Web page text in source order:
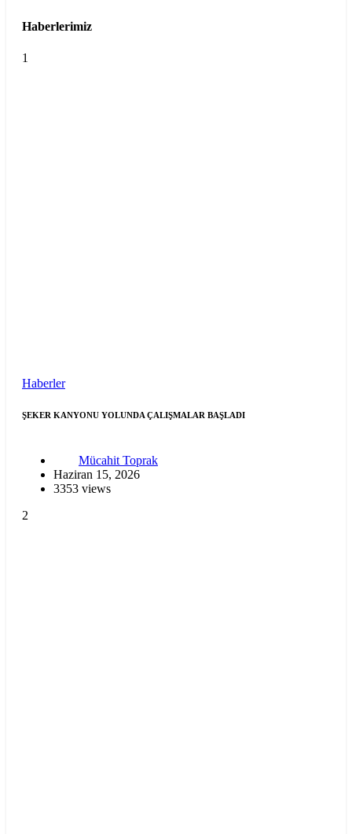
Haberlerimiz
1
Haberler
ŞEKER KANYONU YOLUNDA ÇALIŞMALAR BAŞLADI
Mücahit Toprak
Haziran 15, 2026
3353 views
2